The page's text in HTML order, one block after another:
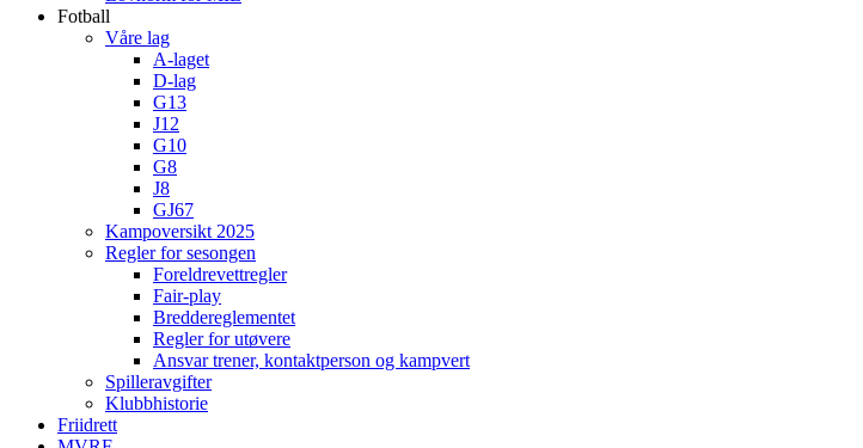
Fotball
Våre lag
A-laget
D-lag
G13
J12
G10
G8
J8
GJ67
Kampoversikt 2025
Regler for sesongen
Foreldrevettregler
Fair-play
Breddereglementet
Regler for utøvere
Ansvar trener, kontaktperson og kampvert
Spilleravgifter
Klubbhistorie
Friidrett